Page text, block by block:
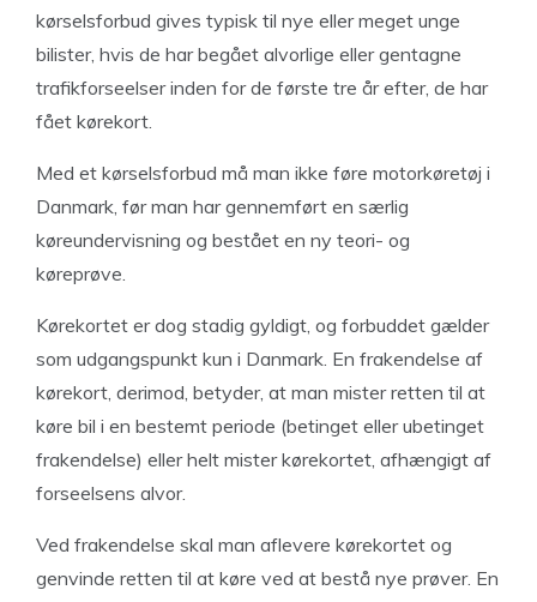
kørselsforbud gives typisk til nye eller meget unge
bilister, hvis de har begået alvorlige eller gentagne
trafikforseelser inden for de første tre år efter, de har
fået kørekort.
Med et kørselsforbud må man ikke føre motorkøretøj i
Danmark, før man har gennemført en særlig
køreundervisning og bestået en ny teori- og
køreprøve.
Kørekortet er dog stadig gyldigt, og forbuddet gælder
som udgangspunkt kun i Danmark. En frakendelse af
kørekort, derimod, betyder, at man mister retten til at
køre bil i en bestemt periode (betinget eller ubetinget
frakendelse) eller helt mister kørekortet, afhængigt af
forseelsens alvor.
Ved frakendelse skal man aflevere kørekortet og
genvinde retten til at køre ved at bestå nye prøver. En